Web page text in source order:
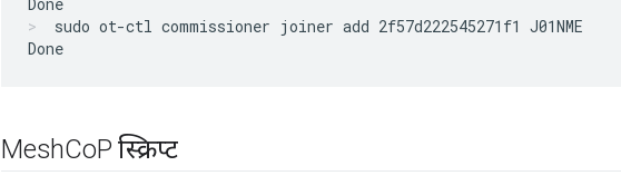
sudo ot-ctl commissioner joiner add 2f57d222545271f1 J01NME
MeshCoP स्क्रिप्ट